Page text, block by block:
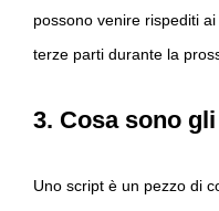
possono venire rispediti
terze parti durante la
3. Cosa sono
Uno script è un pezzo di